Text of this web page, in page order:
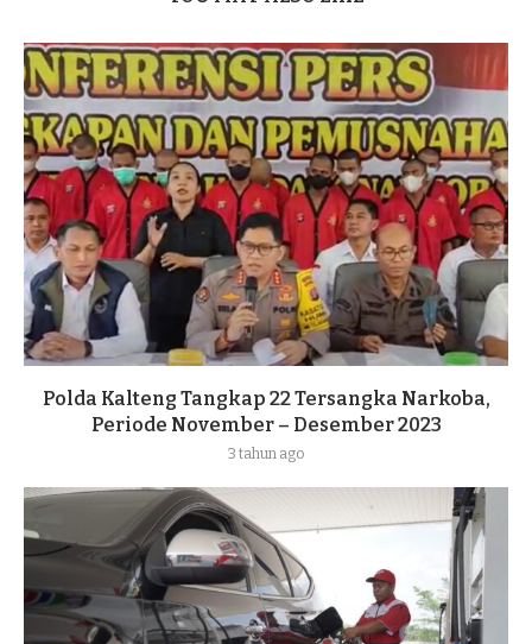
Polda Kalteng Tangkap 22 Tersangka Narkoba,
Periode November – Desember 2023
3 tahun ago